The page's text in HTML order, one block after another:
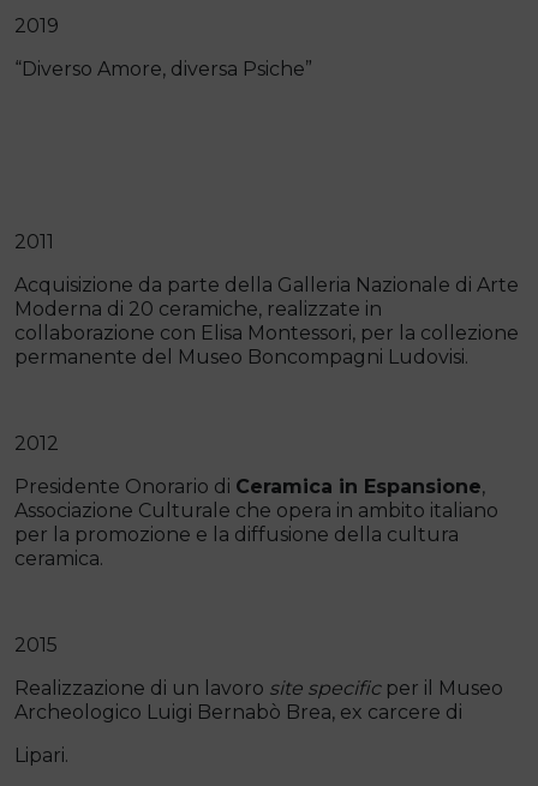
2019
“Diverso Amore, diversa Psiche”
2011
Acquisizione da parte della Galleria Nazionale di Arte
Moderna di 20 ceramiche, realizzate in
collaborazione con Elisa Montessori, per la collezione
permanente del Museo Boncompagni Ludovisi.
2012
Presidente Onorario di Ceramica in Espansione,
Associazione Culturale che opera in ambito italiano
per la promozione e la diffusione della cultura
ceramica.
2015
Realizzazione di un lavoro site specificper il Museo
Archeologico Luigi Bernabò Brea, ex carcere di
Lipari.